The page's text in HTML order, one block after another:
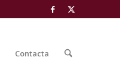
Contacta